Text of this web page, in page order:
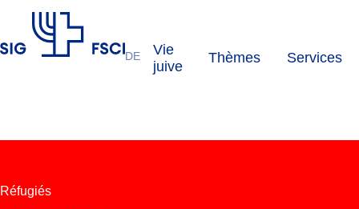
DE
Vie
juive
Thèmes Services
Réfugiés